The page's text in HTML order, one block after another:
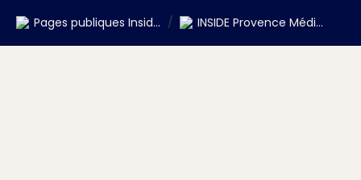
Pages publiques Inside Parcours CEC / INSIDE Provence Méditerranée (V3)